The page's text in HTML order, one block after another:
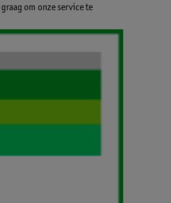
om onze service te